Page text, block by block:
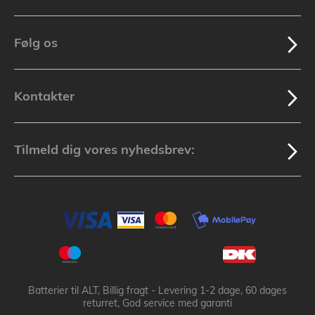
Følg os
Kontakter
Tilmeld dig vores nyhedsbrev:
Batterier til ALT, Billig fragt - Levering 1-2 dage, 60 dages
returret, God service med garanti